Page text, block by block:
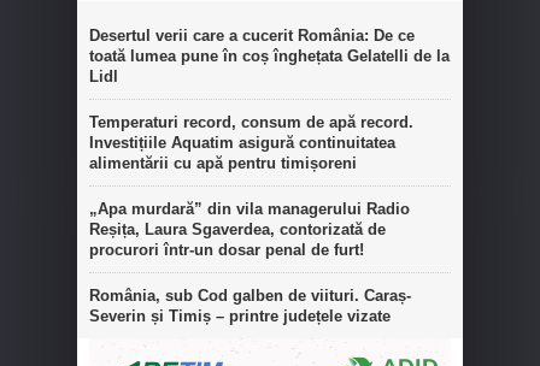
Desertul verii care a cucerit România: De ce
toată lumea pune în coș înghețata Gelatelli de la
Lidl
Temperaturi record, consum de apă record.
Investițiile Aquatim asigură continuitatea
alimentării cu apă pentru timișoreni
„Apa murdară” din vila managerului Radio
Reșița, Laura Sgaverdea, contorizată de
procurori într-un dosar penal de furt!
România, sub Cod galben de viituri. Caraș-
Severin și Timiș – printre județele vizate